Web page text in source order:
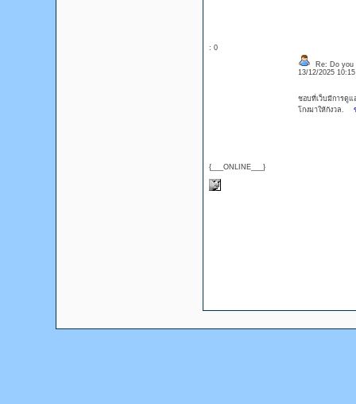
: 0
{___ONLINE___}
Re: Do you
13/12/2025
ชอบที่เว็บมีการดูแ
โกงมาให้กังวล.